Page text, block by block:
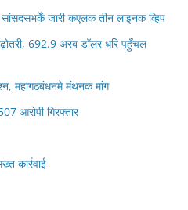
जारी कएलक तीन लाइनक व्हिप
692.9 अरब डॉलर धरि पहुँचल
महागठबंधनमे मंथनक मांग
आरोपी गिरफ्तार
कार्रवाई